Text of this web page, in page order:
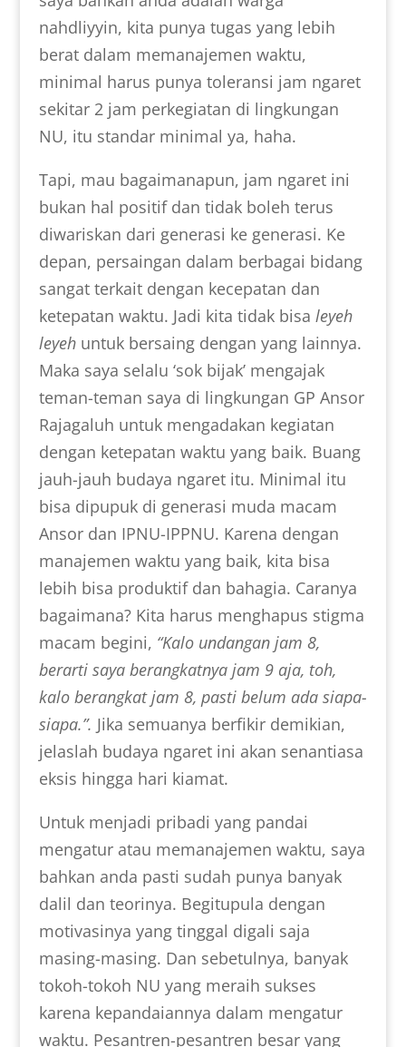
nahdliyyin, kita punya tugas yang lebih
berat dalam memanajemen waktu,
minimal harus punya toleransi jam ngaret
sekitar 2 jam perkegiatan di lingkungan
NU, itu standar minimal ya, haha.
Tapi, mau bagaimanapun, jam ngaret ini
bukan hal positif dan tidak boleh terus
diwariskan dari generasi ke generasi. Ke
depan, persaingan dalam berbagai bidang
sangat terkait dengan kecepatan dan
ketepatan waktu. Jadi kita tidak bisa leyeh
leyehuntuk bersaing dengan yang lainnya.
Maka saya selalu ‘sok bijak’ mengajak
teman-teman saya di lingkungan GP Ansor
Rajagaluh untuk mengadakan kegiatan
dengan ketepatan waktu yang baik. Buang
jauh-jauh budaya ngaret itu. Minimal itu
bisa dipupuk di generasi muda macam
Ansor dan IPNU-IPPNU. Karena dengan
manajemen waktu yang baik, kita bisa
lebih bisa produktif dan bahagia. Caranya
bagaimana? Kita harus menghapus stigma
macam begini, “Kalo undangan jam 8,
berarti saya berangkatnya jam 9 aja, toh,
kalo berangkat jam 8, pasti belum ada siapa-
siapa.”. Jika semuanya berfikir demikian,
jelaslah budaya ngaret ini akan senantiasa
eksis hingga hari kiamat.
Untuk menjadi pribadi yang pandai
mengatur atau memanajemen waktu, saya
bahkan anda pasti sudah punya banyak
dalil dan teorinya. Begitupula dengan
motivasinya yang tinggal digali saja
masing-masing. Dan sebetulnya, banyak
tokoh-tokoh NU yang meraih sukses
karena kepandaiannya dalam mengatur
waktu. Pesantren-pesantren besar yang